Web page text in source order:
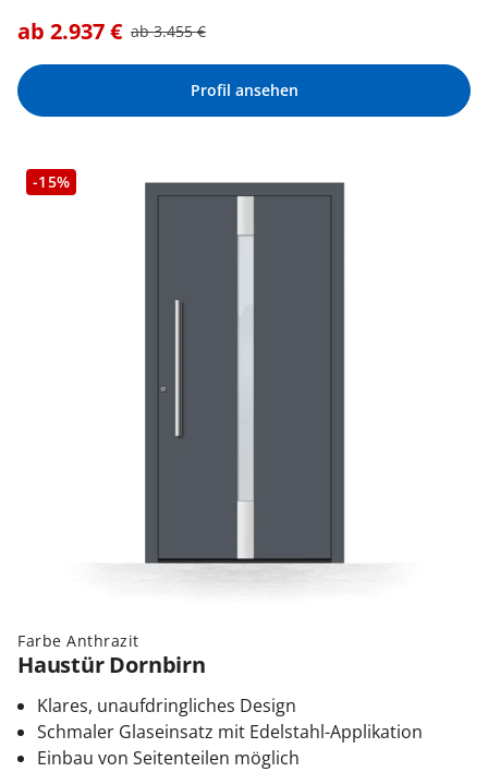
ab 2.937€ ab3.455€
Profil ansehen
-15%
Farbe Anthrazit
Haustür Dornbirn
Klares, unaufdringliches Design
Schmaler Glaseinsatz mit Edelstahl-Applikation
Einbau von Seitenteilen möglich